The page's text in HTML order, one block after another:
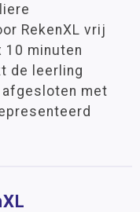
RekenXL vrij
10 minuten
de leerling
met